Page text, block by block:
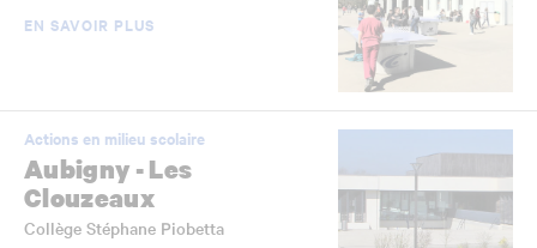
EN SAVOIR PLUS
Actions en milieu scolaire
Aubigny - Les
Clouzeaux
Collège Stéphane Piobetta